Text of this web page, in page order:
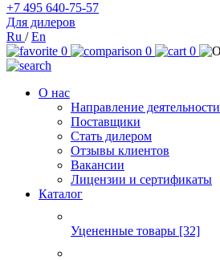
+7 495 640-75-57
Для дилеров
Ru /En
0
0 0
О нас
Направление деятельности
Поставщики
Стать дилером
Отзывы клиентов
Вакансии
Лицензии и сертификаты
Каталог
Уцененные товары [32]